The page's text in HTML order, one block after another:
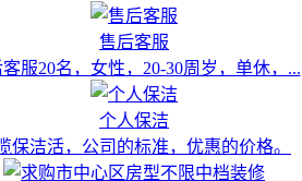
售后客服
服20名，女性，20-30周岁，单休，...
个人保洁
保洁活，公司的标准，优惠的价格。